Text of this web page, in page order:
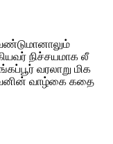
நிச்சயமாக லீ
வரலாறு மிக
வாழ்கை கதை